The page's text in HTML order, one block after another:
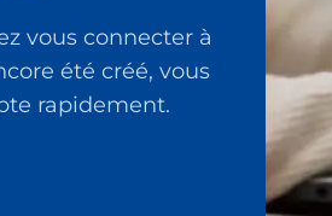
vous connecter à
été créé, vous
rapidement.